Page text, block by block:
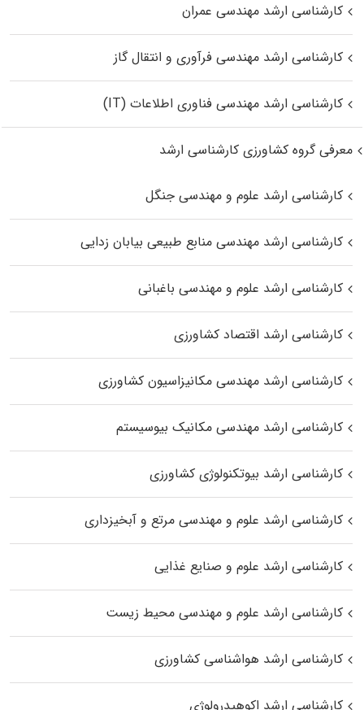
کارشناسی ارشد مهندسی عمران
کارشناسی ارشد مهندسی فرآوری و انتقال گاز
کارشناسی ارشد مهندسی فناوری اطلاعات (IT)
معرفی گروه کشاورزی کارشناسی ارشد
کارشناسی ارشد علوم و مهندسی جنگل
کارشناسی ارشد مهندسی منابع طبیعی بیابان زدایی
کارشناسی ارشد علوم و مهندسی باغبانی
کارشناسی ارشد اقتصاد کشاورزی
کارشناسی ارشد مهندسی مکانیزاسیون کشاورزی
کارشناسی ارشد مهندسی مکانیک بیوسیستم
کارشناسی ارشد بیوتکنولوژی کشاورزی
کارشناسی ارشد علوم و مهندسی مرتع و آبخیزداری
کارشناسی ارشد علوم و صنایع غذایی
کارشناسی ارشد علوم و مهندسی محیط زیست
کارشناسی ارشد هواشناسی کشاورزی
کارشناسی ارشد اکوهیدرولوژی